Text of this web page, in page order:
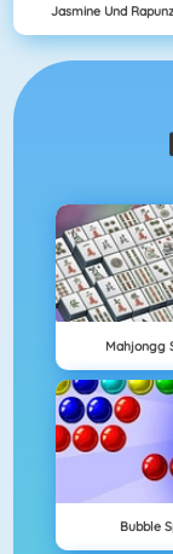
Jasmine Und
Mahjongg
Bubble